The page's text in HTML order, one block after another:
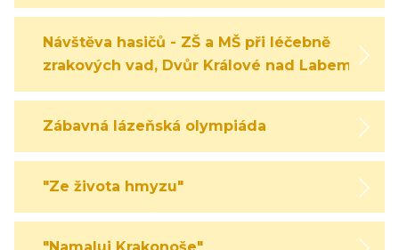
Návštěva hasičů - ZŠ a MŠ při léčebně
zrakových vad, Dvůr Králové nad Labem
Zábavná lázeňská olympiáda
"Ze života hmyzu"